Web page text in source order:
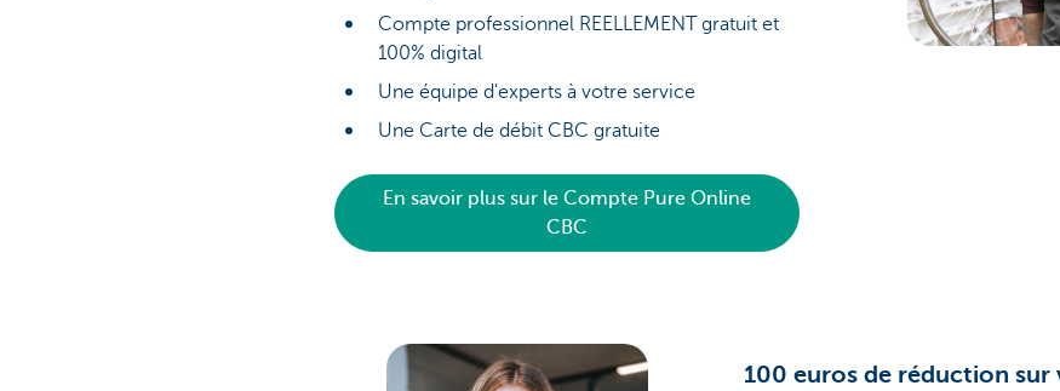
Compte professionnel REELLEMENT gratuit et
100% digital
Une équipe d'experts à votre service
Une Carte de débit CBC gratuite
En savoir plus sur le Compte Pure Online
CBC
100 euros de réduction